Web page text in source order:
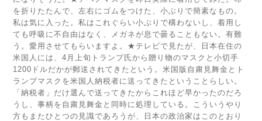
を折りたたんで、左右にゴムをつけた、小ぶりで簡素なもの。
私は気に入った。私はこれぐらい小ぶりで構わないし、着用し
ても呼吸に不自由はなく、メガネが息で曇ることもない。有難
う。愛用させてもらいますよ。★テレビで見たが、日本在住の
米国人には、4月上旬トランプ氏から贈り物のマスクと小切手
1200ドルだかが郵送されてきたという。米国版自粛見舞金とト
ランプマスクを米国人納税者に送ってきたということらしい。
「納税者」だけ選んで送ってきたからこれほど早かったのだろ
うし、事柄を自粛見舞金と同時に処理している。こういうやり
方もまたひとつの見識であろうが、日本の政治家はこのとおり